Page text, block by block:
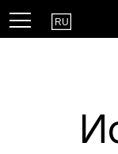
Menu Country
RU